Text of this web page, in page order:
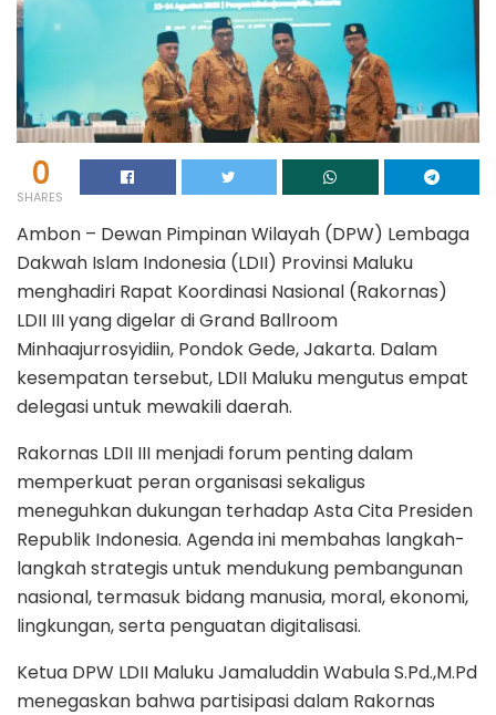
0
SHARES
Ambon – Dewan Pimpinan Wilayah (DPW) Lembaga
Dakwah Islam Indonesia (LDII) Provinsi Maluku
menghadiri Rapat Koordinasi Nasional (Rakornas)
LDII III yang digelar di Grand Ballroom
Minhaajurrosyidiin, Pondok Gede, Jakarta. Dalam
kesempatan tersebut, LDII Maluku mengutus empat
delegasi untuk mewakili daerah.
Rakornas LDII III menjadi forum penting dalam
memperkuat peran organisasi sekaligus
meneguhkan dukungan terhadap Asta Cita Presiden
Republik Indonesia. Agenda ini membahas langkah-
langkah strategis untuk mendukung pembangunan
nasional, termasuk bidang manusia, moral, ekonomi,
lingkungan, serta penguatan digitalisasi.
Ketua DPW LDII Maluku Jamaluddin Wabula S.Pd.,M.Pd
menegaskan bahwa partisipasi dalam Rakornas